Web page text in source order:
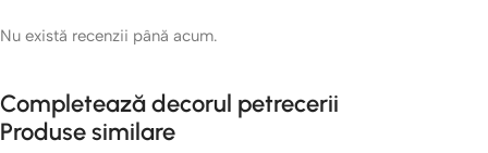
Nu există recenzii până acum.
Completează decorul petrecerii
Produse similare